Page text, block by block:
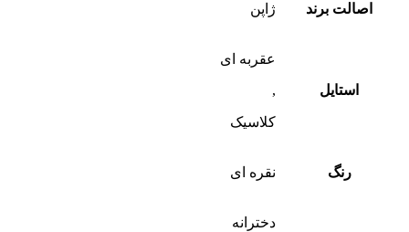
اصالت برند ژاپن
استایل
عقربه ای
,
کلاسیک
رنگ نقره ای
دخترانه